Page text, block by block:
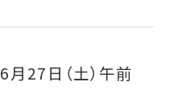
6月27日（土） 午前